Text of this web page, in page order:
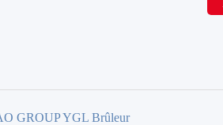
GROUP YGL Brûleur